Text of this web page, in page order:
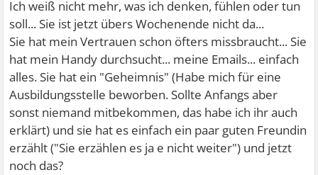
Ich weiß nicht mehr, was ich denken, fühlen oder tun
soll... Sie ist jetzt übers Wochenende nicht da...
Sie hat mein Vertrauen schon öfters missbraucht... Sie
hat mein Handy durchsucht... meine Emails... einfach
alles. Sie hat ein "Geheimnis" (Habe mich für eine
Ausbildungsstelle beworben. Sollte Anfangs aber
sonst niemand mitbekommen, das habe ich ihr auch
erklärt) und sie hat es einfach ein paar guten Freundin
erzählt ("Sie erzählen es ja e nicht weiter") und jetzt
noch das?